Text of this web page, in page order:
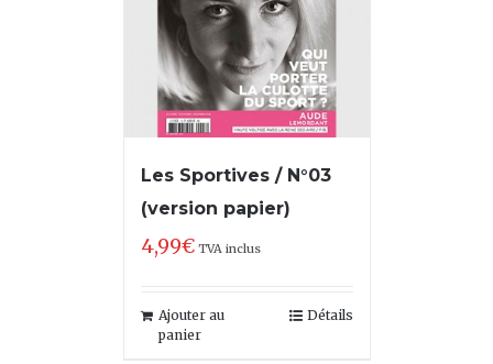
Les Sportives / N°03
(version papier)
4,99€ TVA inclus
Ajouter au
panier
Détails